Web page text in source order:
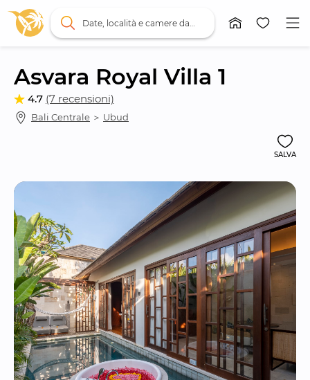
Asvara Royal Villa 1
4.7 (7 recensioni)
Bali Centrale ＞ Ubud
SALVA